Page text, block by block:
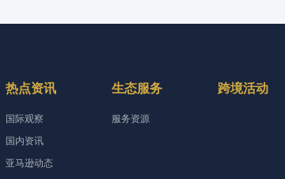
热点资讯
国际观察
国内资讯
亚马逊动态
生态服务
服务资源
跨境活动